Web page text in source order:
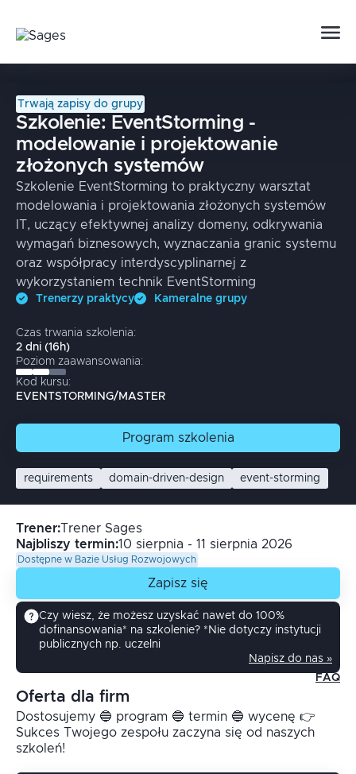
Trwają zapisy do grupy
Szkolenie: EventStorming -
modelowanie i projektowanie
złożonych systemów
Szkolenie EventStorming to praktyczny warsztat
modelowania i projektowania złożonych systemów
IT, uczący efektywnej analizy domeny, odkrywania
wymagań biznesowych, wyznaczania granic systemu
oraz współpracy interdyscyplinarnej z
wykorzystaniem technik EventStorming
Trenerzy praktycy Kameralne grupy
Czas trwania szkolenia:
2 dni (16 h)
Poziom zaawansowania:
Kod kursu:
EVENTSTORMING/MASTER
Program szkolenia
requirements domain-driven-design event-storming
Trener:Trener Sages
Najbliszy termin:10 sierpnia - 11 sierpnia 2026
Dostępne w Bazie Usług Rozwojowych
Zapisz się
Czy wiesz, że możesz uzyskać nawet do 100%
dofinansowania* na szkolenie? *Nie dotyczy instytucji
publicznych np. uczelni
Napisz do nas »
FAQ
Oferta dla firm
Dostosujemy 🔵 program 🔵 termin 🔵 wycenę 👉
Sukces Twojego zespołu zaczyna się od naszych
szkoleń!